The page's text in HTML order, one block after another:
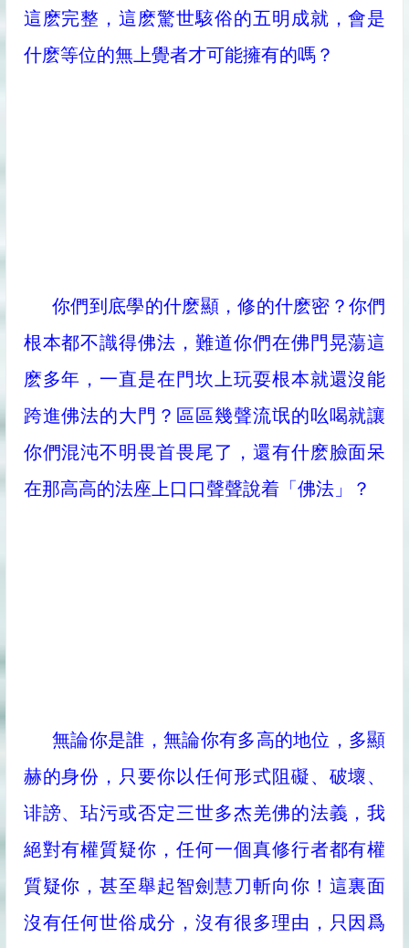
這麽完整，這麽驚世駭俗的五明成就，會是
什麽等位的無上覺者才可能擁有的嗎？
你們到底學的什麽顯，修的什麽密？你們
根本都不識得佛法，難道你們在佛門晃蕩這
麽多年，一直是在門坎上玩耍根本就還沒能
跨進佛法的大門？區區幾聲流氓的吆喝就讓
你們混沌不明畏首畏尾了，還有什麽臉面呆
在那高高的法座上口口聲聲說着「佛法」？
無論你是誰，無論你有多高的地位，多顯
赫的身份，只要你以任何形式阻礙、破壞、
诽謗、玷污或否定三世多杰羌佛的法義，我
絕對有權質疑你，任何一個真修行者都有權
質疑你，甚至舉起智劍慧刀斬向你！這裏面
沒有任何世俗成分，沒有很多理由，只因爲